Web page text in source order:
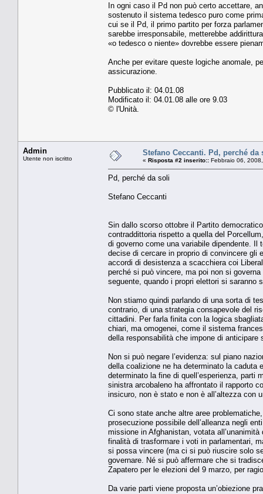
In ogni caso il Pd non può certo accettare,
sostenuto il sistema tedesco puro come
cui se il Pd, il primo partito per forza
sarebbe irresponsabile, metterebbe
«o tedesco o niente» dovrebbe essere
Anche per evitare queste logiche anomale,
assicurazione.
Pubblicato il: 04.01.08
Modificato il: 04.01.08 alle ore 9.03
© l'Unità.
Admin
Utente non iscritto
Stefano Ceccanti. Pd, perché da
« Risposta #2 inserito:: Febbraio 06,
Pd, perché da soli
Stefano Ceccanti
Sin dallo scorso ottobre il Partito
contraddittoria rispetto a quella del
di governo come una variabile dipendente.
decise di cercare in proprio di convincere gli
accordi di desistenza a scacchiera coi
perché si può vincere, ma poi non si
seguente, quando i propri elettori si saranno
Non stiamo quindi parlando di una sorta di
contrario, di una strategia consapevole del
cittadini. Per farla finita con la logica
chiari, ma omogenei, come il sistema
della responsabilità che impone di
Non si può negare l’evidenza: sul piano
della coalizione ne ha determinato la caduta
determinato la fine di quell’esperienza, parti
sinistra arcobaleno ha affrontato il rapporto
insicuro, non è stato e non è all’altezza con
Ci sono state anche altre aree
prosecuzione possibile dell’alleanza negli
missione in Afghanistan, votata
finalità di trasformare i voti in parlamentari,
si possa vincere (ma ci si può riuscire solo
governare. Né si può affermare che si
Zapatero per le elezioni del 9 marzo, per
Da varie parti viene proposta un’obiezione